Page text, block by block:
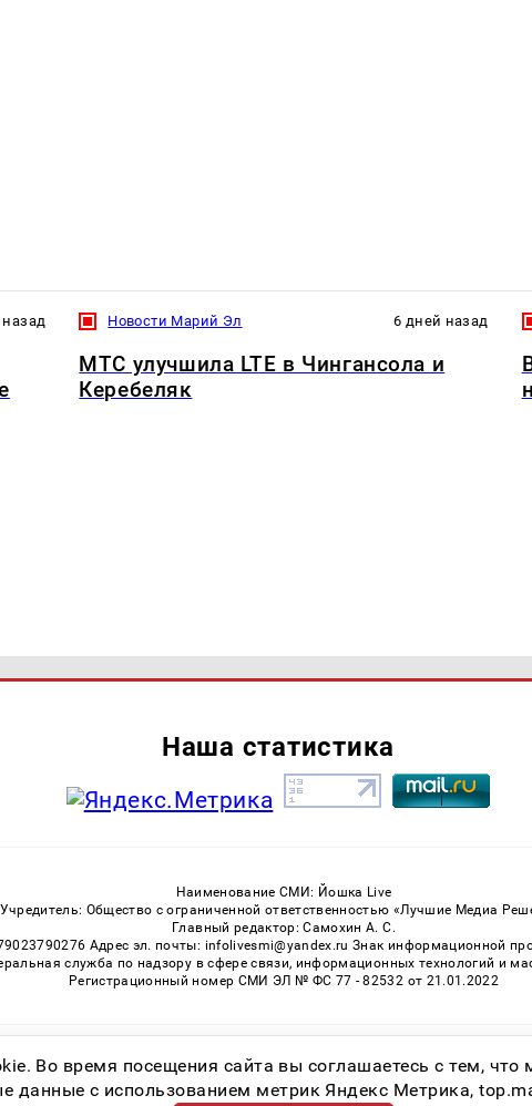
Новости Марий Эл 6 дней назад
МТС улучшила LTE в Чингансола и
Керебеляк
Наша статистика
Наименование СМИ: Йошка Live
Учредитель: Общество с ограниченной ответственностью «Лучшие Медиа
Главный редактор: Самохин А. С.
Адрес эл. почты: infolivesmi@yandex.ru Знак информационной
служба по надзору в сфере связи, информационных технологий и
Регистрационный номер СМИ ЭЛ № ФС 77 - 82532 от 21.01.2022
Возрастная категория сайта 16+
Во время посещения сайта вы соглашаетесь с тем,
данные с использованием метрик Яндекс Метрика,